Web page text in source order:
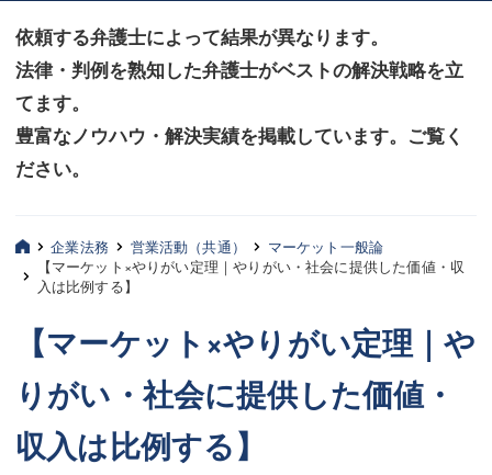
法律相談など（その他）
お客様へ
みずほ中央の特長・実質編
みずほ中央の特長・形式編
三平 聡史
坂本 陽一
桶川 聡
三平 隆史
依頼する弁護士によって結果が異なります。
法律・判例を熟知した弁護士がベストの解決戦略を立
てます。
豊富なノウハウ・解決実績を掲載しています。ご覧く
ださい。
法律相談など（その他）
お客様へ
みずほ中央の特長・実質編
みずほ中央の特長・形式編
三平 聡史
坂本 陽一
桶川 聡
三平 隆史
企業法務 営業活動（共通）
マーケット一般論
【マーケット×やりがい定理｜やりがい・社会に提供した価値・収
入は比例する】
【マーケット×やりがい定理｜や
りがい・社会に提供した価値・
収入は比例する】